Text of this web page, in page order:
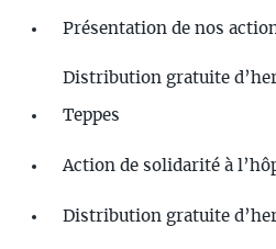
Présentation de nos
Distribution gratuite
Teppes
Action de solidarité à
Distribution gratuite